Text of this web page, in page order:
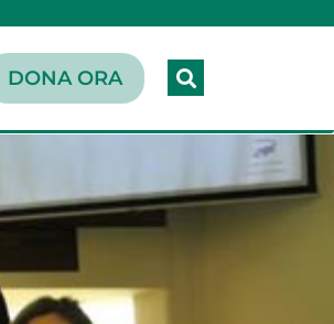
DONA ORA